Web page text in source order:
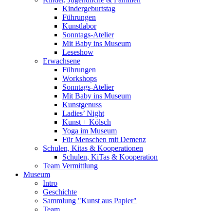
Kindergeburtstag
Führungen
Kunstlabor
Sonntags-Atelier
Mit Baby ins Museum
Leseshow
Erwachsene
Führungen
Workshops
Sonntags-Atelier
Mit Baby ins Museum
Kunstgenuss
Ladies’ Night
Kunst + Kölsch
Yoga im Museum
Für Menschen mit Demenz
Schulen, Kitas & Kooperationen
Schulen, KiTas & Kooperation
Team Vermittlung
Museum
Intro
Geschichte
Sammlung "Kunst aus Papier"
Team